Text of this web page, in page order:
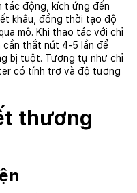
tác động, kích ứng đến
khâu, đồng thời tạo độ
mô. Khi thao tác với chỉ
cần thắt nút 4-5 lần để
bị tuột. Tương tự như chỉ
có tính trơ và độ tương
thương